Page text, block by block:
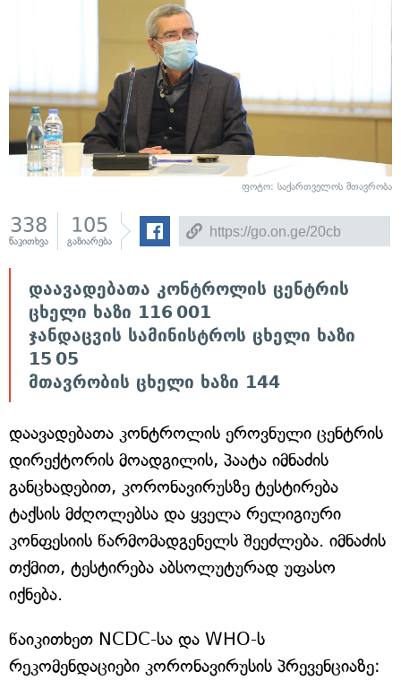
ფოტო: საქართველოს მთავრობა
338
წაკითხვა
105
გაზიარება
დაავადებათა კონტროლის ცენტრის
ცხელი ხაზი 116 001
ჯანდაცვის სამინისტროს ცხელი ხაზი
15 05
მთავრობის ცხელი ხაზი 144
დაავადებათა კონტროლის ეროვნული ცენტრის
დირექტორის მოადგილის, პაატა იმნაძის
განცხადებით, კორონავირუსზე ტესტირება
ტაქსის მძღოლებსა და ყველა რელიგიური
კონფესიის წარმომადგენელს შეეძლება. იმნაძის
თქმით, ტესტირება აბსოლუტურად უფასო
იქნება.
წაიკითხეთ NCDC-სა და WHO-ს
რეკომენდაციები კორონავირუსის პრევენციაზე: